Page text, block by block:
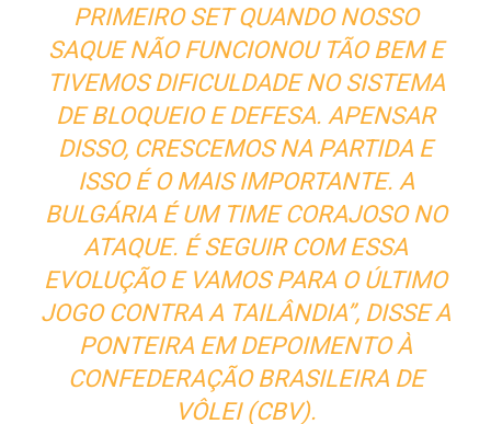
PRIMEIRO SET QUANDO NOSSO
SAQUE NÃO FUNCIONOU TÃO BEM E
TIVEMOS DIFICULDADE NO SISTEMA
DE BLOQUEIO E DEFESA. APENSAR
DISSO, CRESCEMOS NA PARTIDA E
ISSO É O MAIS IMPORTANTE. A
BULGÁRIA É UM TIME CORAJOSO NO
ATAQUE. É SEGUIR COM ESSA
EVOLUÇÃO E VAMOS PARA O ÚLTIMO
JOGO CONTRA A TAILÂNDIA”, DISSE A
PONTEIRA EM DEPOIMENTO À
CONFEDERAÇÃO BRASILEIRA DE
VÔLEI (CBV).